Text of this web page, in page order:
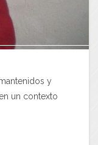
y
un contexto